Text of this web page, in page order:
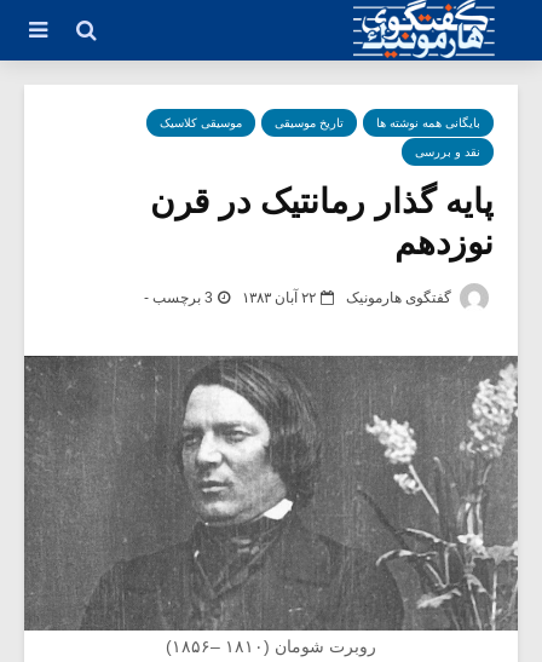
بایگانی همه نوشته ها تاریخ موسیقی موسیقی کلاسیک
نقد و بررسی
پایه گذار رمانتیک در قرن
نوزدهم
گفتگوی هارمونیک ۲۲ آبان ۱۳۸۳ 3 برچسب -
روبرت شومان (۱۸۱۰ –۱۸۵۶)